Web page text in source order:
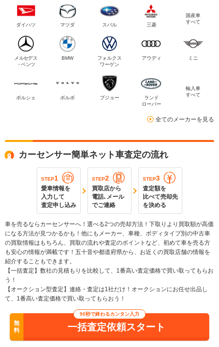
ダイハツ マツダ スバル 三菱
国産車
すべて
メルセデス
・ベンツ
BMW
フォルクス
ワーゲン
アウディ ミニ
ポルシェ ボルボ プジョー
ランド
ローバー
輸入車
すべて
全てのメーカーを見る
カーセンサー簡単ネット車査定の流れ
STEP1
愛車情報を
入力して
査定申し込み
STEP2
買取店から
電話､メール
でご連絡
STEP3
査定額を
比べて売却先
を決める
車を売るならカーセンサーへ！選べる2つの売却方法！下取りより買取額が高価
になる方法が見つかるかも！他にもメーカー、車種、ボディタイプ別の中古車
の買取情報はもちろん、買取の流れや査定のポイントなど、初めて車を売る方
も安心の情報が満載です！五十音や都道府県から、お近くの買取店舗の情報を
紹介することもできます。
【一括査定】数社の見積もりを比較して、1番高い査定価格で買い取ってもらお
う！
【オークション型査定】連絡・査定は1社だけ！オークションにお任せ出品し
て、1番高い査定価格で買い取ってもらおう！
無
料
90秒で終わるカンタン入力
一括査定依頼スタート